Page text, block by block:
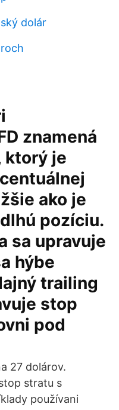
dolár
znamená
ktorý je
ako je
pozíciu.
sa upravuje
hýbe
trailing
stop
pod
27 dolárov.
stratu s
používani